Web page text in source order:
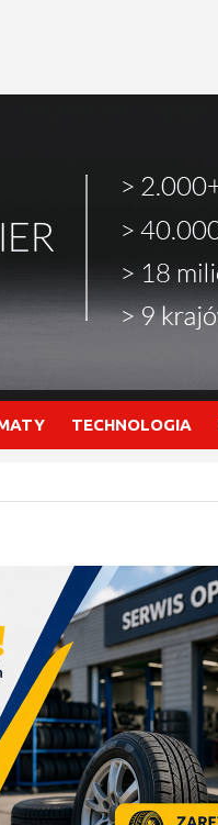
TECHNOLOGIA